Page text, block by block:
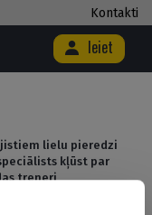
Kontakti
Ieiet
lielu pieredzi
kļūst par
treneri